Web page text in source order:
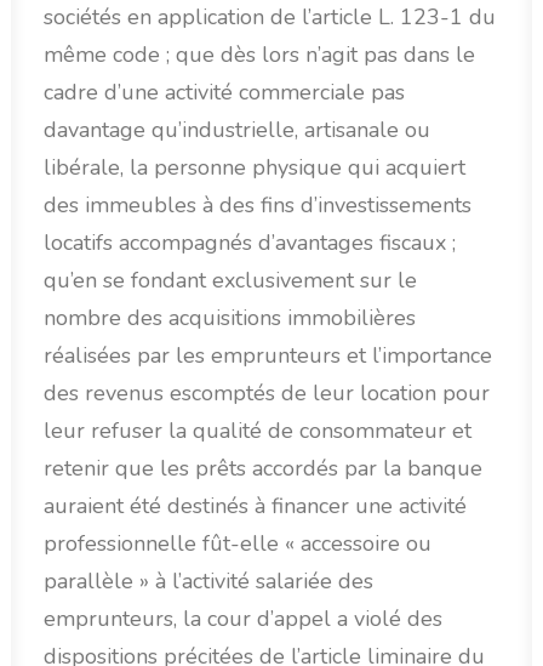
sociétés en application de l’article L. 123-1 du
même code ; que dès lors n’agit pas dans le
cadre d’une activité commerciale pas
davantage qu’industrielle, artisanale ou
libérale, la personne physique qui acquiert
des immeubles à des fins d’investissements
locatifs accompagnés d’avantages fiscaux ;
qu’en se fondant exclusivement sur le
nombre des acquisitions immobilières
réalisées par les emprunteurs et l’importance
des revenus escomptés de leur location pour
leur refuser la qualité de consommateur et
retenir que les prêts accordés par la banque
auraient été destinés à financer une activité
professionnelle fût-elle « accessoire ou
parallèle » à l’activité salariée des
emprunteurs, la cour d’appel a violé des
dispositions précitées de l’article liminaire du